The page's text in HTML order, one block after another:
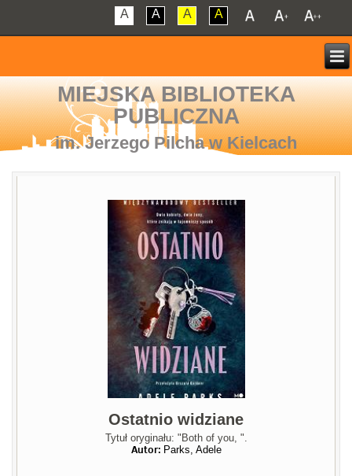
A A A A
MIEJSKA BIBLIOTEKA
PUBLICZNA
im. Jerzego Pilcha w Kielcach
Ostatnio widziane
Tytuł oryginału: "Both of you, ".
Autor: Parks, Adele